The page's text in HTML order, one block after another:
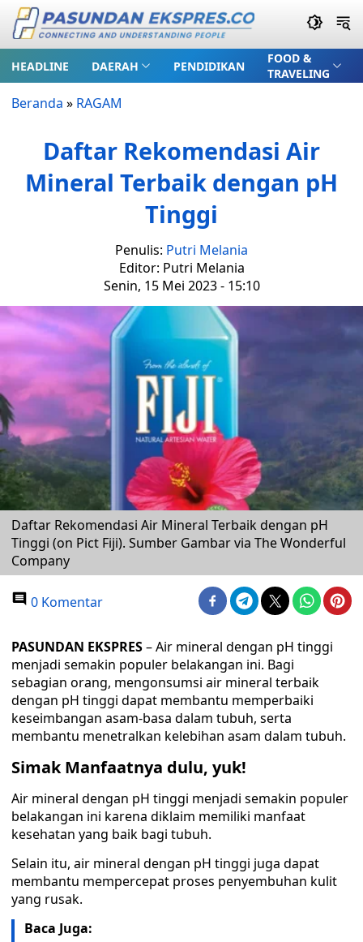
HEADLINE DAERAH PENDIDIKAN
FOOD &
TRAVELING
Beranda » RAGAM
Daftar Rekomendasi Air
Mineral Terbaik dengan pH
Tinggi
Penulis: Putri Melania
Editor: Putri Melania
Senin, 15 Mei 2023 - 15:10
Daftar Rekomendasi Air Mineral Terbaik dengan pH
Tinggi (on Pict Fiji). Sumber Gambar via The Wonderful
Company
0 Komentar
PASUNDAN EKSPRES– Air mineral dengan pH tinggi
menjadi semakin populer belakangan ini. Bagi
sebagian orang, mengonsumsi air mineral terbaik
dengan pH tinggi dapat membantu memperbaiki
keseimbangan asam-basa dalam tubuh, serta
membantu menetralkan kelebihan asam dalam tubuh.
Simak Manfaatnya dulu, yuk!
Air mineral dengan pH tinggi menjadi semakin populer
belakangan ini karena diklaim memiliki manfaat
kesehatan yang baik bagi tubuh.
Selain itu, air mineral dengan pH tinggi juga dapat
membantu mempercepat proses penyembuhan kulit
yang rusak.
Baca Juga: